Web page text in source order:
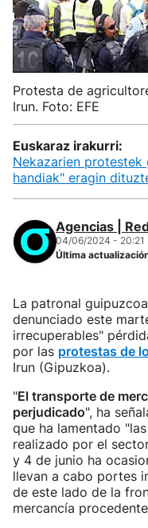
Protesta de
Irun. Foto: EFE
Euskaraz irakurri:
Nekazarien
handiak" eragin
Agencias |
04/06/2024 - 20:21
Última
La patronal
denunciado este
irrecuperables"
por las protestas de
Irun (Gipuzkoa).
"El transporte de
perjudicado", ha
que ha lamentado
realizado por el
y 4 de junio ha
llevan a cabo portes
de este lado de la
mercancía